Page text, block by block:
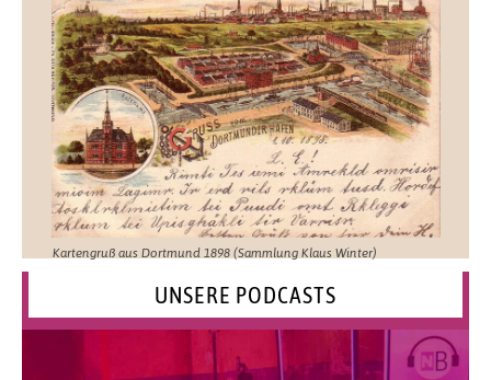
Kartengruß aus Dortmund 1898 (Sammlung Klaus Winter)
UNSERE PODCASTS